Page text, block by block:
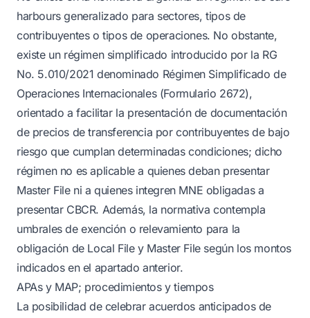
harbours generalizado para sectores, tipos de
contribuyentes o tipos de operaciones. No obstante,
existe un régimen simplificado introducido por la RG
No. 5.010/2021 denominado Régimen Simplificado de
Operaciones Internacionales (Formulario 2672),
orientado a facilitar la presentación de documentación
de precios de transferencia por contribuyentes de bajo
riesgo que cumplan determinadas condiciones; dicho
régimen no es aplicable a quienes deban presentar
Master File ni a quienes integren MNE obligadas a
presentar CBCR. Además, la normativa contempla
umbrales de exención o relevamiento para la
obligación de Local File y Master File según los montos
indicados en el apartado anterior.
APAs y MAP; procedimientos y tiempos
La posibilidad de celebrar acuerdos anticipados de